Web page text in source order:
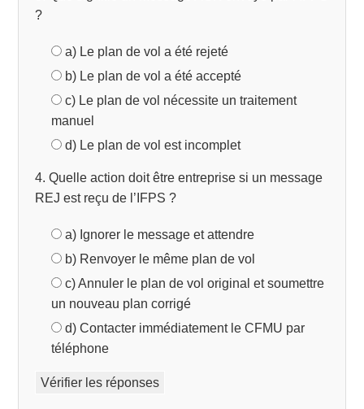
?
a) Le plan de vol a été rejeté
b) Le plan de vol a été accepté
c) Le plan de vol nécessite un traitement
manuel
d) Le plan de vol est incomplet
4. Quelle action doit être entreprise si un message
REJ est reçu de l’IFPS ?
a) Ignorer le message et attendre
b) Renvoyer le même plan de vol
c) Annuler le plan de vol original et soumettre
un nouveau plan corrigé
d) Contacter immédiatement le CFMU par
téléphone
Vérifier les réponses